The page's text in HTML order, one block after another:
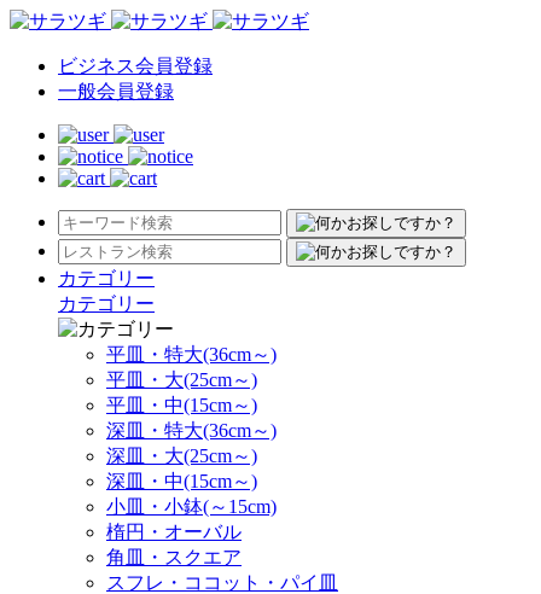
ビジネス会員登録
一般会員登録
カテゴリー
カテゴリー
平皿・特大(36cm～)
平皿・大(25cm～)
平皿・中(15cm～)
深皿・特大(36cm～)
深皿・大(25cm～)
深皿・中(15cm～)
小皿・小鉢(～15cm)
楕円・オーバル
角皿・スクエア
スフレ・ココット・パイ皿